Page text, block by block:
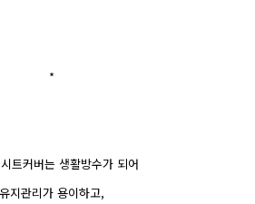
*
트커버는 생활방수가 되어
유지관리가 용이하고,